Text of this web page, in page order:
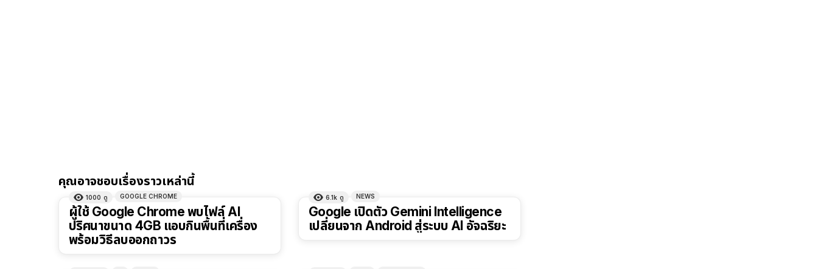
คุณอาจชอบเรื่องราวเหล่านี้
1000 ดู GOOGLE CHROME
ผู้ใช้ Google Chrome พบไฟล์ AI
ปริศนาขนาด 4GB แอบกินพื้นที่เครื่อง
พร้อมวิธีลบออกถาวร
6.1k ดู NEWS
Google เปิดตัว Gemini Intelligence
เปลี่ยนจาก Android สู่ระบบ AI อัจฉริยะ